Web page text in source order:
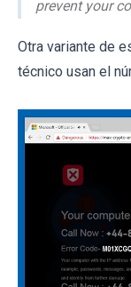
prevent your
Otra variante de
técnico usan el